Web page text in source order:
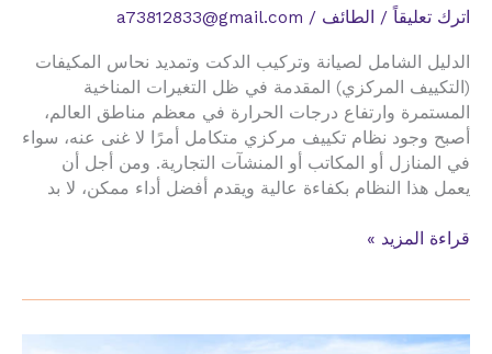
اترك تعليقاً / الطائف /
a73812833@gmail.com
الدليل الشامل لصيانة وتركيب الدكت وتمديد نحاس المكيفات
(التكييف المركزي) المقدمة في ظل التغيرات المناخية
المستمرة وارتفاع درجات الحرارة في معظم مناطق العالم،
أصبح وجود نظام تكييف مركزي متكامل أمرًا لا غنى عنه، سواء
في المنازل أو المكاتب أو المنشآت التجارية. ومن أجل أن
يعمل هذا النظام بكفاءة عالية ويقدم أفضل أداء ممكن، لا بد
صيانة
نحاس
قراءة المزيد »